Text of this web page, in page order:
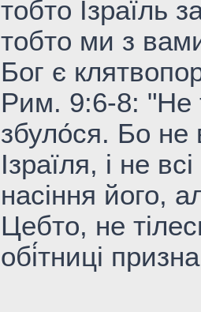
тобто Ізраїль
тобто ми з
Бог є
Рим. 9:6-8: "Не
збуло́ся. Бо не
Ізраїля, і не
насіння його,
Цебто, не
обі́тниці